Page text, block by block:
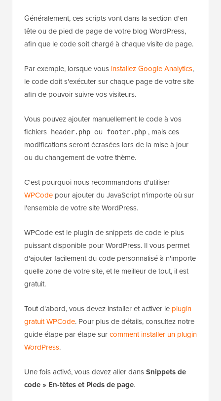
Généralement, ces scripts vont dans la section d'en-
tête ou de pied de page de votre blog WordPress,
afin que le code soit chargé à chaque visite de page.
Par exemple, lorsque vous installez Google Analytics,
le code doit s'exécuter sur chaque page de votre site
afin de pouvoir suivre vos visiteurs.
Vous pouvez ajouter manuellement le code à vos
fichiers
header.php ou footer.php , mais ces
modifications seront écrasées lors de la mise à jour
ou du changement de votre thème.
C'est pourquoi nous recommandons d'utiliser
WPCode pour ajouter du JavaScript n'importe où sur
l'ensemble de votre site WordPress.
WPCode est le plugin de snippets de code le plus
puissant disponible pour WordPress. Il vous permet
d'ajouter facilement du code personnalisé à n'importe
quelle zone de votre site, et le meilleur de tout, il est
gratuit.
Tout d'abord, vous devez installer et activer le plugin
gratuit WPCode. Pour plus de détails, consultez notre
guide étape par étape surcomment installer un plugin
WordPress.
Une fois activé, vous devez aller dansSnippets de
code » En-têtes et Pieds de page.